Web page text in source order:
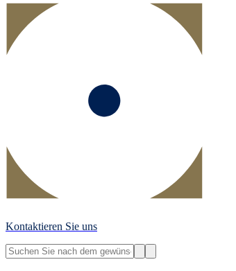
Kontaktieren Sie uns